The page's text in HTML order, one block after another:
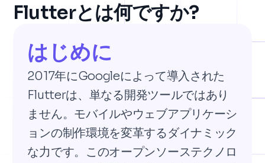
Flutterとは何ですか?
はじめに
2017年にGoogleによって導入された
Flutterは、単なる開発ツールではあり
ません。モバイルやウェブアプリケーシ
ョンの制作環境を変革するダイナミック
な力です。このオープンソーステクノロ